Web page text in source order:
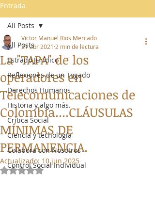
Entrada
All Posts
Estrado Jurídico
Reflexiones de un Togado
Derechos Humanos
Historia y algo más.
Crítica Social
Ciencia y tecnología
Colabora con Nosotros
Control Social Individual
All Posts
La "TAPA" de los
operadores en
Telecomunicaciones de
Colombia....CLÁUSULAS
MÍNIMAS DE
PERMANENCIA.
Victor Manuel Rios Mercado
21 abr 2021 2 min de lectura
Actualizado: 10 jun 2025
Obtuvo NaN de 5 estrellas.